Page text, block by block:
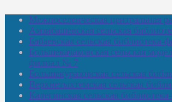
Межпоселенческая центральная
Амзибашевская сельская
Бабаевская сельская
Большекачаковская сельская
филиал № 7
Большекуразовская сельская
Верхнетыхтемская сельская
Калегинская сельская